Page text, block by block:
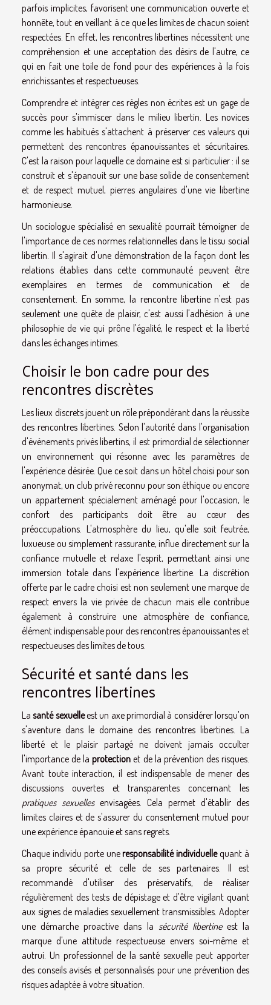
parfois implicites, favorisent une communication ouverte et
honnête, tout en veillant à ce que les limites de chacun soient
respectées. En effet, les rencontres libertines nécessitent une
compréhension et une acceptation des désirs de l'autre, ce
qui en fait une toile de fond pour des expériences à la fois
enrichissantes et respectueuses.
Comprendre et intégrer ces règles non écrites est un gage de
succès pour s'immiscer dans le milieu libertin. Les novices
comme les habitués s'attachent à préserver ces valeurs qui
permettent des rencontres épanouissantes et sécuritaires.
C'est la raison pour laquelle ce domaine est si particulier : il se
construit et s'épanouit sur une base solide de consentement
et de respect mutuel, pierres angulaires d'une vie libertine
harmonieuse.
Un sociologue spécialisé en sexualité pourrait témoigner de
l'importance de ces normes relationnelles dans le tissu social
libertin. Il s'agirait d'une démonstration de la façon dont les
relations établies dans cette communauté peuvent être
exemplaires en termes de communication et de
consentement. En somme, la rencontre libertine n'est pas
seulement une quête de plaisir, c'est aussi l'adhésion à une
philosophie de vie qui prône l'égalité, le respect et la liberté
dans les échanges intimes.
Choisir le bon cadre pour des
rencontres discrètes
Les lieux discrets jouent un rôle prépondérant dans la réussite
des rencontres libertines. Selon l'autorité dans l'organisation
d'événements privés libertins, il est primordial de sélectionner
un environnement qui résonne avec les paramètres de
l'expérience désirée. Que ce soit dans un hôtel choisi pour son
anonymat, un club privé reconnu pour son éthique ou encore
un appartement spécialement aménagé pour l'occasion, le
confort des participants doit être au cœur des
préoccupations. L'atmosphère du lieu, qu'elle soit feutrée,
luxueuse ou simplement rassurante, influe directement sur la
confiance mutuelle et relaxe l'esprit, permettant ainsi une
immersion totale dans l'expérience libertine. La discrétion
offerte par le cadre choisi est non seulement une marque de
respect envers la vie privée de chacun mais elle contribue
également à construire une atmosphère de confiance,
élément indispensable pour des rencontres épanouissantes et
respectueuses des limites de tous.
Sécurité et santé dans les
rencontres libertines
Lasanté sexuelleest un axe primordial à considérer lorsqu'on
s'aventure dans le domaine des rencontres libertines. La
liberté et le plaisir partagé ne doivent jamais occulter
l'importance de laprotection et de la prévention des risques.
Avant toute interaction, il est indispensable de mener des
discussions ouvertes et transparentes concernant les
pratiques sexuellesenvisagées. Cela permet d'établir des
limites claires et de s'assurer du consentement mutuel pour
une expérience épanouie et sans regrets.
Chaque individu porte uneresponsabilité individuellequant à
sa propre sécurité et celle de ses partenaires. Il est
recommandé d'utiliser des préservatifs, de réaliser
régulièrement des tests de dépistage et d'être vigilant quant
aux signes de maladies sexuellement transmissibles. Adopter
une démarche proactive dans la sécurité libertineest la
marque d'une attitude respectueuse envers soi-même et
autrui. Un professionnel de la santé sexuelle peut apporter
des conseils avisés et personnalisés pour une prévention des
risques adaptée à votre situation.